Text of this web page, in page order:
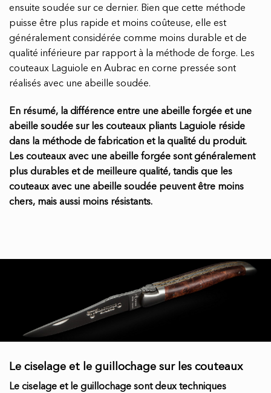
ensuite soudée sur ce dernier. Bien que cette méthode
puisse être plus rapide et moins coûteuse, elle est
généralement considérée comme moins durable et de
qualité inférieure par rapport à la méthode de forge. Les
couteaux Laguiole en Aubrac en corne pressée sont
réalisés avec une abeille soudée.
En résumé, la différence entre une abeille forgée et une
abeille soudée sur les couteaux pliants Laguiole réside
dans la méthode de fabrication et la qualité du produit.
Les couteaux avec une abeille forgée sont généralement
plus durables et de meilleure qualité, tandis que les
couteaux avec une abeille soudée peuvent être moins
chers, mais aussi moins résistants.
Le ciselage et le guillochage sur les couteaux
Le ciselage et le guillochage sont deux techniques